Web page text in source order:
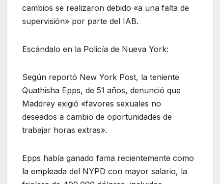
cambios se realizaron debido «a una falta de
supervisión» por parte del IAB.
Escándalo en la Policía de Nueva York:
Según reportó New York Post, la teniente
Quathisha Epps, de 51 años, denunció que
Maddrey exigió «favores sexuales no
deseados a cambio de oportunidades de
trabajar horas extras».
Epps había ganado fama recientemente como
la empleada del NYPD con mayor salario, la